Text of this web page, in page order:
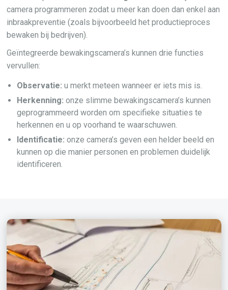
camera programmeren zodat u meer kan doen dan enkel aan
inbraakpreventie (zoals bijvoorbeeld het productieproces
bewaken bij bedrijven).
Geïntegreerde bewakingscamera’s kunnen drie functies
vervullen:
Observatie: u merkt meteen wanneer er iets mis is.
Herkenning: onze slimme bewakingscamera’s kunnen
geprogrammeerd worden om specifieke situaties te
herkennen en u op voorhand te waarschuwen.
Identificatie: onze camera’s geven een helder beeld en
kunnen op die manier personen en problemen duidelijk
identificeren.